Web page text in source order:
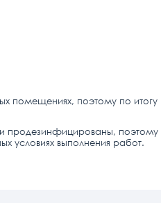
помещениях, поэтому по
поэтому
условиях выполнения работ.